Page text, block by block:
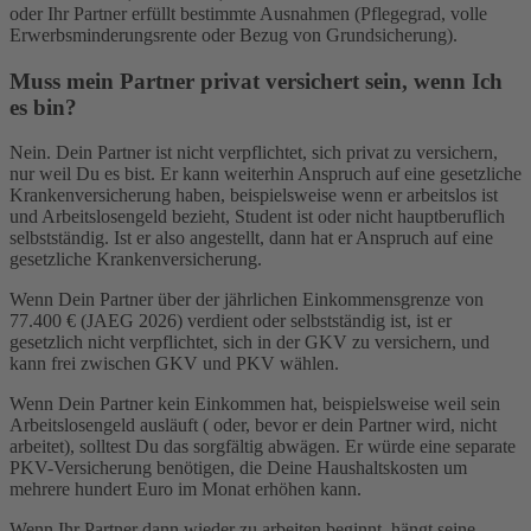
oder Ihr Partner erfüllt bestimmte Ausnahmen (Pflegegrad, volle
Erwerbsminderungsrente oder Bezug von Grundsicherung).
Muss mein Partner privat versichert sein, wenn Ich
es bin?
Nein. Dein Partner ist nicht verpflichtet, sich privat zu versichern,
nur weil Du es bist. Er kann weiterhin Anspruch auf eine gesetzliche
Krankenversicherung haben, beispielsweise wenn er arbeitslos ist
und Arbeitslosengeld bezieht, Student ist oder nicht hauptberuflich
selbstständig. Ist er also angestellt, dann hat er Anspruch auf eine
gesetzliche Krankenversicherung.
Wenn Dein Partner über der jährlichen Einkommensgrenze von
77.400 € (JAEG 2026) verdient oder selbstständig ist, ist er
gesetzlich nicht verpflichtet, sich in der GKV zu versichern, und
kann frei zwischen GKV und PKV wählen.
Wenn Dein Partner kein Einkommen hat, beispielsweise weil sein
Arbeitslosengeld ausläuft ( oder, bevor er dein Partner wird, nicht
arbeitet), solltest Du das sorgfältig abwägen. Er würde eine separate
PKV-Versicherung benötigen, die Deine Haushaltskosten um
mehrere hundert Euro im Monat erhöhen kann.